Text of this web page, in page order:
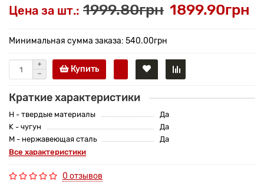
Цена за шт.: 1999.80грн 1899.90грн
Минимальная сумма заказа: 540.00грн
Купить
Краткие характеристики
H - твердые материалы
Да
K - чугун
Да
M - нержавеющая сталь
Да
Все характеристики
0 отзывов